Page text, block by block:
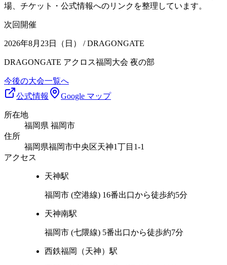
場、チケット・公式情報へのリンクを整理しています。
次回開催
2026年8月23日（日） / DRAGONGATE
DRAGONGATE アクロス福岡大会 夜の部
今後の大会一覧へ
公式情報
Google マップ
所在地
福岡県 福岡市
住所
福岡県福岡市中央区天神1丁目1-1
アクセス
天神駅
福岡市 (空港線) 16番出口から徒歩約5分
天神南駅
福岡市 (七隈線) 5番出口から徒歩約7分
西鉄福岡（天神） 駅